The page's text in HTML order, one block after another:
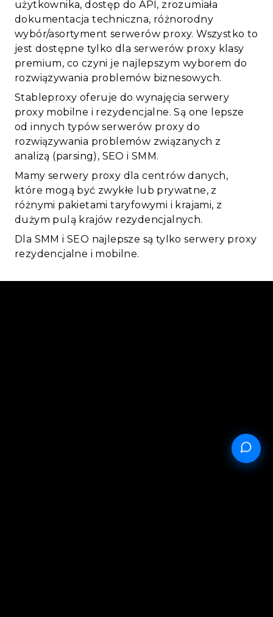
użytkownika, dostęp do API, zrozumiała
dokumentacja techniczna, różnorodny
wybór/asortyment serwerów proxy. Wszystko to
jest dostępne tylko dla serwerów proxy klasy
premium, co czyni je najlepszym wyborem do
rozwiązywania problemów biznesowych.
Stableproxy oferuje do wynajęcia serwery
proxy mobilne i rezydencjalne. Są one lepsze
od innych typów serwerów proxy do
rozwiązywania problemów związanych z
analizą (parsing), SEO i SMM.
Mamy serwery proxy dla centrów danych,
które mogą być zwykłe lub prywatne, z
różnymi pakietami taryfowymi i krajami, z
dużym pulą krajów rezydencjalnych.
Dla SMM i SEO najlepsze są tylko serwery proxy
rezydencjalne i mobilne.